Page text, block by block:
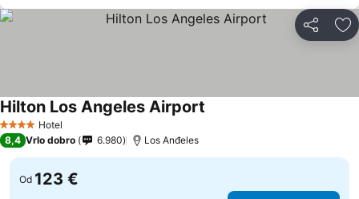
Deli
4 ZvezdiceHotel
Hilton Los Angeles Airport
8,4 Vrlo dobro 6.980 Los Anđeles
Od 123 €